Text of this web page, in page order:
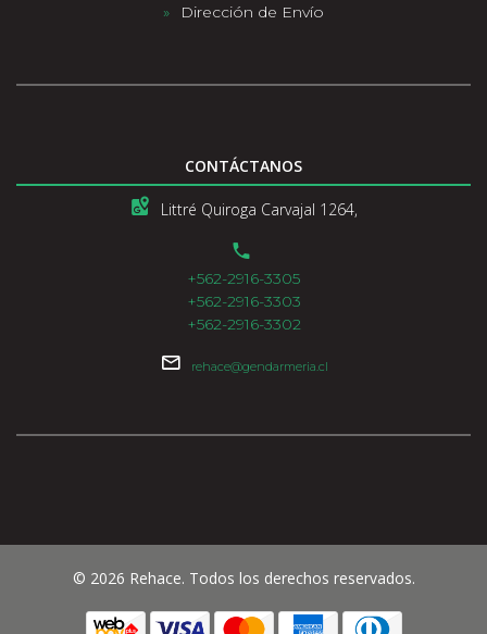
Dirección de Envío
CONTÁCTANOS
Littré Quiroga Carvajal 1264,
+562-2916-3305
+562-2916-3303
+562-2916-3302
rehace@gendarmeria.cl
© 2026 Rehace. Todos los derechos reservados.